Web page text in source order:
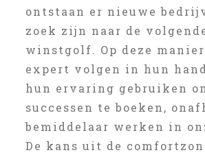
ontstaan er nieuwe
zoek zijn naar de
winstgolf. Op deze
expert volgen in hun
hun ervaring gebruiken
successen te boeken,
bemiddelaar werken in
De kans uit de